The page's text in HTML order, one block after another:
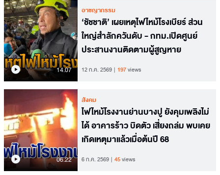
14.07
อาชญากรรม
‘ชัชชาติ’ เผยเหตุไฟไหม้โรงเบียร์ ส่วน
ใหญ่สำลักควันดับ - กทม.เปิดศูนย์
ประสานงานติดตามผู้สูญหาย
12 ก.ค. 2569 197views
06.22
สังคม
ไฟไหม้โรงงานย่านบางปู ยังคุมเพลิงไม่
ได้ อาคารร้าว บิดตัว เสี่ยงถล่ม พบเคย
เกิดเหตุมาแล้วเมื่อต้นปี 68
6 ก.ค. 2569 45views